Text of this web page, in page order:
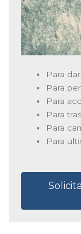
Para
Para
Para
Para
Para
Para